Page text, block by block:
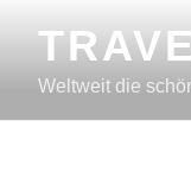
Inhalt
Weltweit die